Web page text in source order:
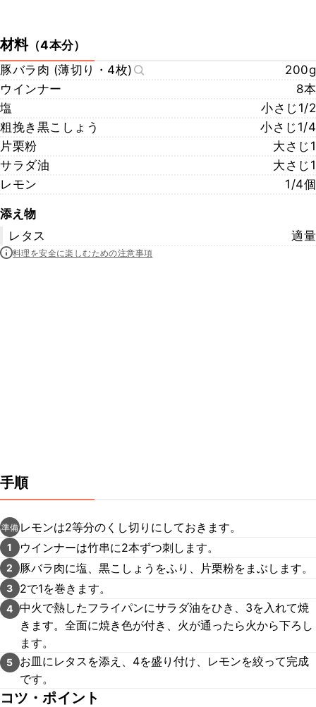
材料（4本分）
豚バラ肉 (薄切り・4枚)
200g
ウインナー
8本
塩
小さじ1/2
粗挽き黒こしょう
小さじ1/4
片栗粉
大さじ1
サラダ油
大さじ1
レモン
1/4個
添え物
レタス
適量
料理を安全に楽しむための注意事項
手順
準備 レモンは2等分のくし切りにしておきます。
1 ウインナーは竹串に2本ずつ刺します。
2 豚バラ肉に塩、黒こしょうをふり、片栗粉をまぶします。
3 2で1を巻きます。
4 中火で熱したフライパンにサラダ油をひき、3を入れて焼
きます。全面に焼き色が付き、火が通ったら火から下ろし
ます。
5
お皿にレタスを添え、4を盛り付け、レモンを絞って完成
です。
コツ・ポイント